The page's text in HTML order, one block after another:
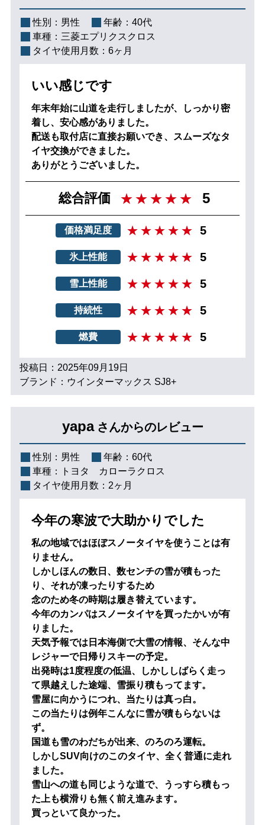
性別： 男性 年齢： 40代
車種： 三菱エプリクスクロス
タイヤ使用月数： 6ヶ月
いい感じです
年末年始に山道を走行しましたが、しっかり密
着し、安心感がありました。
配送も取付店に直接お願いでき、スムーズなタ
イヤ交換ができました。
ありがとうございました。
総合評価 5
価格満足度 5
氷上性能 5
雪上性能 5
持続性 5
燃費 5
投稿日：2025年09月19日
ブランド：ウインターマックス SJ8+
yapa さんからのレビュー
性別： 男性 年齢： 60代
車種：
トヨタ カローラクロス
タイヤ使用月数： 2ヶ月
今年の寒波で大助かりでした
私の地域ではほぼスノータイヤを使うことは有
りません。
しかしほんの数日、数センチの雪が積もった
り、それが凍ったりするため
念のため冬の時期は履き替えています。
今年のカンパはスノータイヤを買ったかいが有
りました。
天気予報では日本海側で大雪の情報、そんな中
レジャーで日帰りスキーの予定。
出発時は1度程度の低温、しかししばらく走っ
て県越えした途端、雪振り積もってます。
雪屋に向かうにつれ、当たりは真っ白。
この当たりは例年こんなに雪が積もらないは
ず。
国道も雪のわだちが出来、のろのろ運転。
しかしSUV向けのこのタイヤ、全く普通に走れ
ました。
雪山への道も同じような道で、うっすら積もっ
た上も横滑りも無く前え進みます。
買っといて良かった。